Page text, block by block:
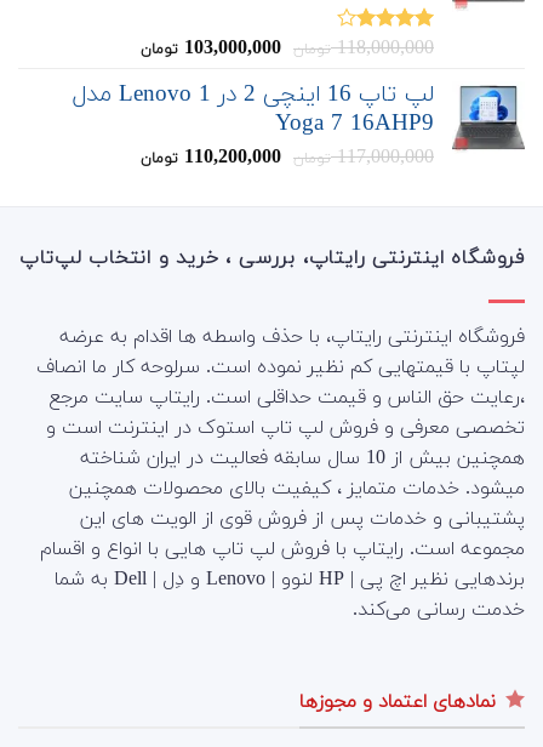
نمره
118,000,000 تومان
قیمت
118,000,000
تومان
بود.
103,000,000 تومانقیمت
103,000,000
لپ تاپ 16 اینچی 2 در 1 Lenovo مدل
Yoga 7 16AHP9
117,000,000 تومان
قیمت
بود.
110,200,000 تومانقیمت
فروشگاه اینترنتی رایتاپ، بررسی ، خرید و انتخاب لپ‌تاپ
فروشگاه اینترنتی رایتاپ، با حذف واسطه ها اقدام به عرضه
لپتاپ با قیمتهایی کم نظیر نموده است. سرلوحه کار ما انصاف
،رعایت حق الناس و قیمت حداقلی است. رایتاپ سایت مرجع
تخصصی معرفی و فروش لپ تاپ استوک در اینترنت است و
همچنین بیش از 10 سال سابقه فعالیت در ایران شناخته
میشود. خدمات متمایز ، کیفیت بالای محصولات همچنین
پشتیبانی و خدمات پس از فروش قوی از الویت های این
مجموعه است. رایتاپ با فروش لپ تاپ هایی با انواع و اقسام
برندهایی نظیر اچ پی | HP لنوو | Lenovo و دِل | Dell به شما
خدمت رسانی می‌کند.
نمادهای اعتماد و مجوزها